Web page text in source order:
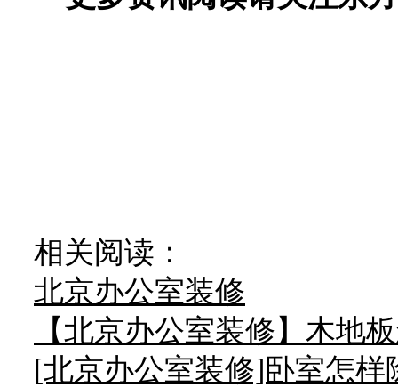
相关阅读：
北京办公室装修
【北京办公室装修】木地
[北京办公室装修]卧室怎